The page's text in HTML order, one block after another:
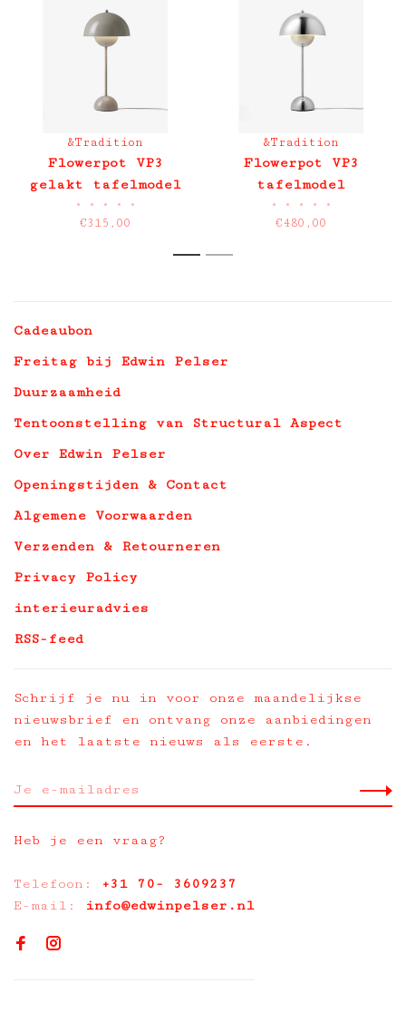
&Tradition
Flowerpot VP3
gelakt tafelmodel
• • • • •
€315,00
&Tradition
Flowerpot VP3
tafelmodel
gepolijst
• • • • •
€480,00
1 2
Cadeaubon
Freitag bij Edwin Pelser
Duurzaamheid
Tentoonstelling van Structural Aspect
Over Edwin Pelser
Openingstijden & Contact
Algemene Voorwaarden
Verzenden & Retourneren
Privacy Policy
interieuradvies
RSS-feed
Schrijf je nu in voor onze maandelijkse
nieuwsbrief en ontvang onze aanbiedingen
en het laatste nieuws als eerste.
Heb je een vraag?
Telefoon: +31 70- 3609237
E-mail:
info@edwinpelser.nl